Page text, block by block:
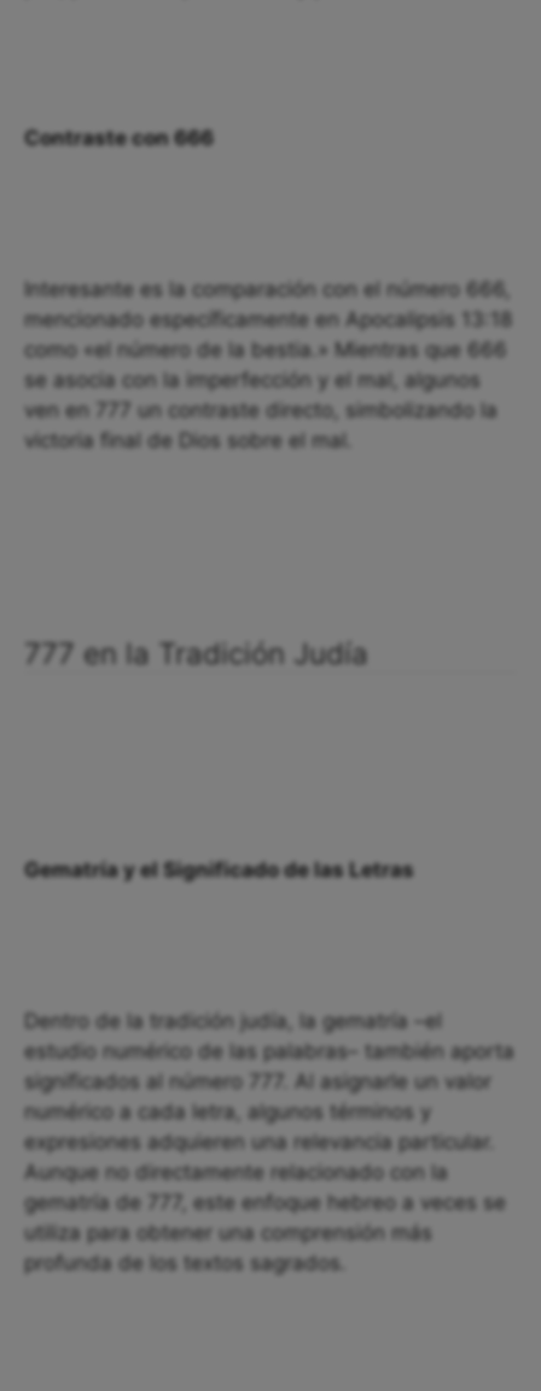
Contraste con 666
Interesante es la comparación con el número 666,
mencionado específicamente en Apocalipsis 13:18
como «el número de la bestia.» Mientras que 666
se asocia con la imperfección y el mal, algunos
ven en 777 un contraste directo, simbolizando la
victoria final de Dios sobre el mal.
777 en la Tradición Judía
Gematría y el Significado de las Letras
Dentro de la tradición judía, la gematría –el
estudio numérico de las palabras– también aporta
significados al número 777. Al asignarle un valor
numérico a cada letra, algunos términos y
expresiones adquieren una relevancia particular.
Aunque no directamente relacionado con la
gematría de 777, este enfoque hebreo a veces se
utiliza para obtener una comprensión más
profunda de los textos sagrados.